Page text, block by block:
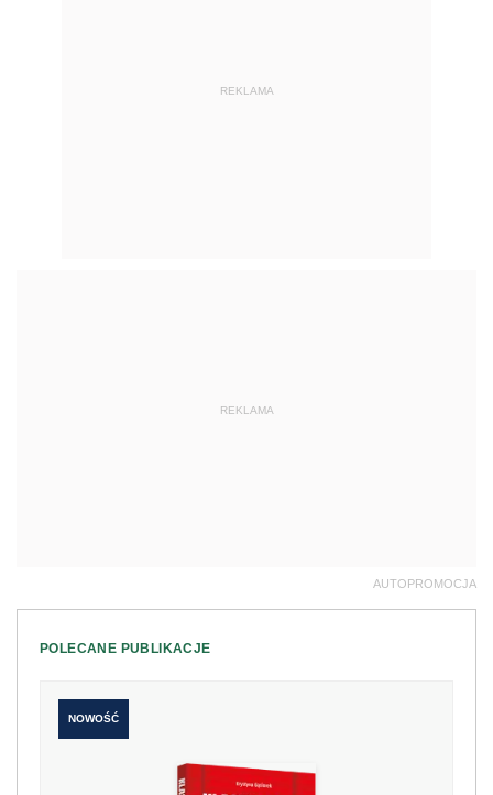
REKLAMA
REKLAMA
AUTOPROMOCJA
POLECANE PUBLIKACJE
NOWOŚĆ